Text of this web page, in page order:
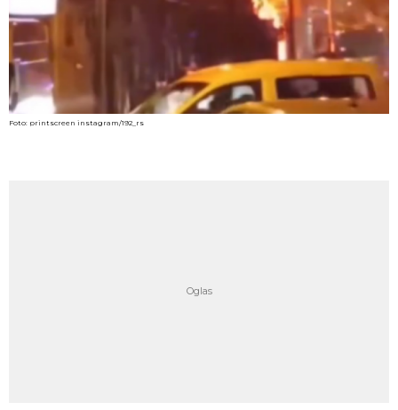
Foto: printscreen instagram/192_rs